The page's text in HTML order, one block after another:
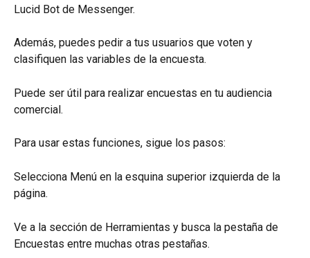
Lucid Bot de Messenger.
Además, puedes pedir a tus usuarios que voten y
clasifiquen las variables de la encuesta.
Puede ser útil para realizar encuestas en tu audiencia
comercial.
Para usar estas funciones, sigue los pasos:
Selecciona Menú en la esquina superior izquierda de la
página.
Ve a la sección de Herramientas y busca la pestaña de
Encuestas entre muchas otras pestañas.